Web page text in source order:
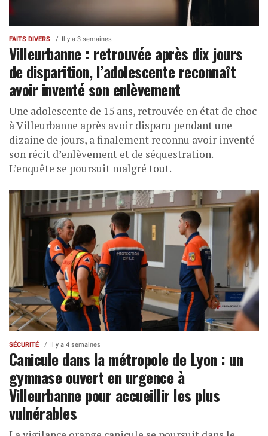
FAITS DIVERS Il y a 3 semaines
Villeurbanne : retrouvée après dix jours
de disparition, l’adolescente reconnaît
avoir inventé son enlèvement
Une adolescente de 15 ans, retrouvée en état de choc
à Villeurbanne après avoir disparu pendant une
dizaine de jours, a finalement reconnu avoir inventé
son récit d’enlèvement et de séquestration.
L’enquête se poursuit malgré tout.
SÉCURITÉ Il y a 4 semaines
Canicule dans la métropole de Lyon : un
gymnase ouvert en urgence à
Villeurbanne pour accueillir les plus
vulnérables